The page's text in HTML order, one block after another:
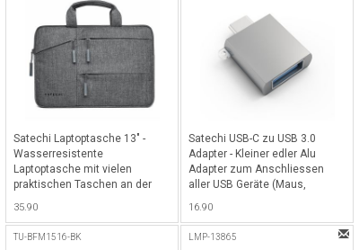
Satechi Laptoptasche 13" -
Wasserresistente
Laptoptasche mit vielen
praktischen Taschen an der
Grau
35.90
Satechi USB-C zu USB 3.0
Adapter - Kleiner edler Alu
Adapter zum Anschliessen
aller USB Geräte (Maus,
16.90
TU-BFM1516-BK LMP-13865